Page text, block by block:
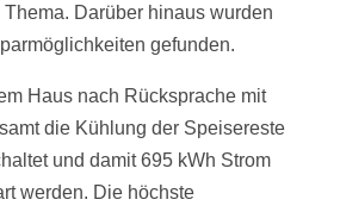
Thema. Darüber hinaus wurden
gefunden.
Haus nach Rücksprache mit
die Kühlung der Speisereste
und damit 695 kWh Strom
werden. Die höchste